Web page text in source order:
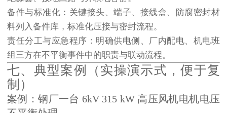
备件与标准化 ：关键接头、端子、接线盒、防腐密封材
料列入备件库，标准化压接与密封流程。
责任分工与应急程序 ：明确供电侧、厂内配电、机电班
组三方在不平衡事件中的职责与联动流程。
七、典型案例（实操演示式，便于复
制）
案例：钢厂一台 6kV 315 kW 高压风机电机电压